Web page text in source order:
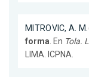
MITROVIC, A. M.
forma. En Tola.
LIMA. ICPNA.